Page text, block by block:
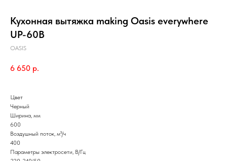
Кухонная вытяжка making Oasis everywhere
UP-60B
OASIS
6 650 р.
Цвет
Черный
Ширина, мм
600
Воздушный поток, м³/ч
400
Параметры электросети, В/Гц